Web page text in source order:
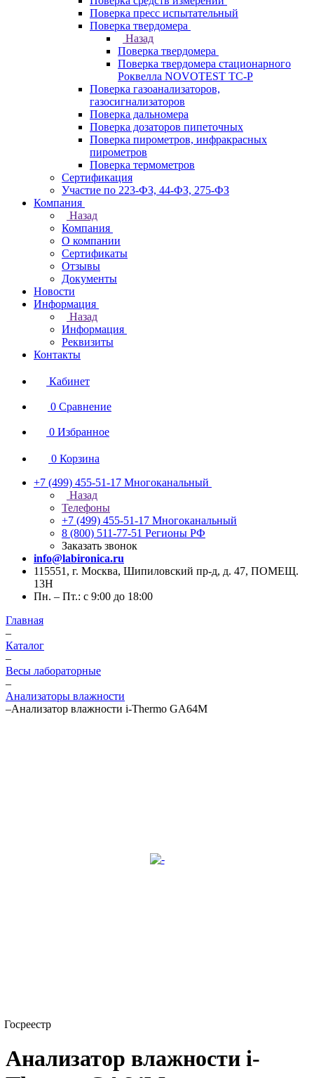
Поверка пресс испытательный
Поверка твердомера
Назад
Поверка твердомера
Поверка твердомера стационарного
Роквелла NOVOTEST TС-Р
Поверка газоанализаторов,
газосигнализаторов
Поверка дальномера
Поверка дозаторов пипеточных
Поверка пирометров, инфракрасных
пирометров
Поверка термометров
Сертификация
Участие по 223-ФЗ, 44-ФЗ, 275-ФЗ
Компания
Назад
Компания
О компании
Сертификаты
Отзывы
Документы
Новости
Информация
Назад
Информация
Реквизиты
Контакты
Кабинет
0 Сравнение
0 Избранное
0 Корзина
+7 (499) 455-51-17 Многоканальный
Назад
Телефоны
+7 (499) 455-51-17 Многоканальный
8 (800) 511-77-51 Регионы РФ
Заказать звонок
info@labironica.ru
115551, г. Москва, Шипиловский пр-д, д. 47, ПОМЕЩ.
13Н
Пн. – Пт.: с 9:00 до 18:00
Главная
–
Каталог
–
Весы лабораторные
–
Анализаторы влажности
–Анализатор влажности i-Thermo GA64M
Госреестр
Анализатор влажности i-